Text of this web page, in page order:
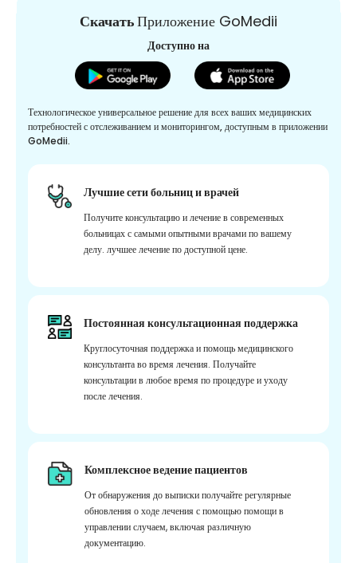
СкачатьПриложение GoMedii
Доступно на
Технологическое универсальное решение для всех ваших медицинских
потребностей с отслеживанием и мониторингом, доступным в приложении
GoMedii.
Лучшие сети больниц и врачей
Получите консультацию и лечение в современных
больницах с самыми опытными врачами по вашему
делу. лучшее лечение по доступной цене.
Постоянная консультационная поддержка
Круглосуточная поддержка и помощь медицинского
консультанта во время лечения. Получайте
консультации в любое время по процедуре и уходу
после лечения.
Комплексное ведение пациентов
От обнаружения до выписки получайте регулярные
обновления о ходе лечения с помощью помощи в
управлении случаем, включая различную
документацию.